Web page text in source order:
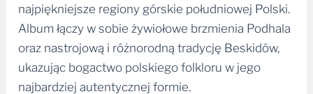
najpiękniejsze regiony górskie południowej Polski.
Album łączy w sobie żywiołowe brzmienia Podhala
oraz nastrojową i różnorodną tradycję Beskidów,
ukazując bogactwo polskiego folkloru w jego
najbardziej autentycznej formie.